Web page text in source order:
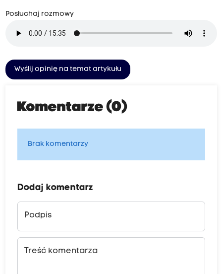
Posłuchaj rozmowy
Wyślij opinię na temat artykułu
Komentarze (0)
Brak komentarzy
Dodaj komentarz
Podpis
Treść komentarza